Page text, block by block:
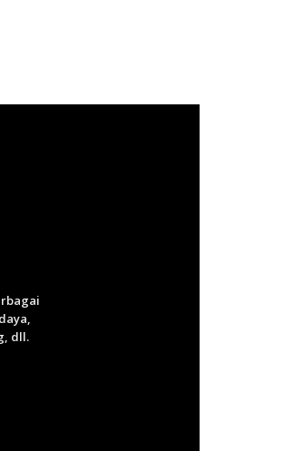
dll.